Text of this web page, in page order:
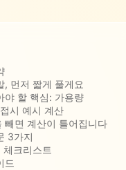
, 먼저 짧게 풀게요
야 할 핵심: 가용량
시 예시 계산
빼면 계산이 틀어집니다
3가지
체크리스트
드